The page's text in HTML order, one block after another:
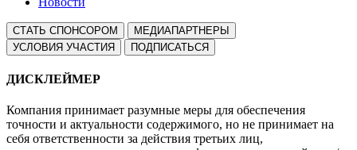
СТАТЬ СПОНСОРОМ
МЕДИАПАРТНЕРЫ
УСЛОВИЯ УЧАСТИЯ
ПОДПИСАТЬСЯ
ДИСКЛЕЙМЕР
Компания принимает разумные меры для обеспечения
точности и актуальности содержимого, но не принимает на
себя ответственности за действия третьих лиц,